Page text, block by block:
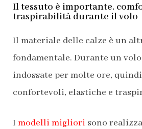
Il tessuto è importante.
traspirabilità durante il volo
Il materiale delle calze è un
fondamentale. Durante un
indossate per molte ore,
confortevoli, elastiche e
I modelli migliori sono